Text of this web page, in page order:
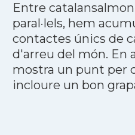
Entre
paral·lels, hem
contactes únics de
d'arreu del món. En
mostra un punt per
incloure un bon